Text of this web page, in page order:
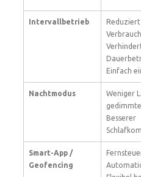
Intervallbetrieb
Reduziert
Einfach
Nachtmodus
Weniger
Besserer
Smart-App /
Geofencing